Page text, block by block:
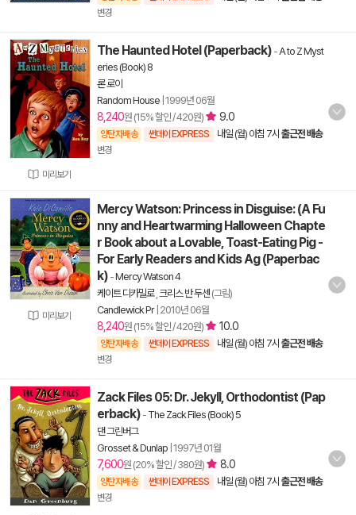
변경
미리보기
The Haunted Hotel (Paperback) -A to Z Myst
eries (Book) 8
론 로이
Random House 1999년 06월
8,240원 (15% 할인 / 420원) 9.0
양탄자배송 썬데이 EXPRESS 내일 (월) 아침 7시 출근전 배송
변경
미리보기
Mercy Watson: Princess in Disguise: (A Fu
nny and Heartwarming Halloween Chapte
r Book about a Lovable, Toast-Eating Pig -
For Early Readers and Kids Ag (Paperbac
k) -Mercy Watson 4
케이트 디카밀로, 크리스 반 두센 (그림)
Candlewick Pr| 2010년 06월
8,240원 (15% 할인 / 420원) 10.0
양탄자배송 썬데이 EXPRESS 내일 (월) 아침 7시 출근전 배송
변경
Zack Files 05: Dr. Jekyll, Orthodontist (Pap
erback) - The Zack Files (Book) 5
댄 그린버그
Grosset & Dunlap 1997년 01월
7,600원 (20% 할인 / 380원) 8.0
양탄자배송 썬데이 EXPRESS 내일 (월) 아침 7시 출근전 배송
변경